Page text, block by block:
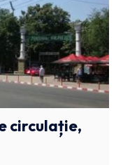
circulație,